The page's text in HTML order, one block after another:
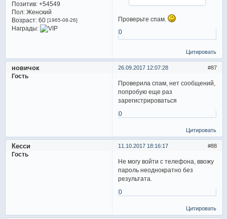
Позитив: +54549
Пол:Женский
Возраст:60 [1965-08-26]
Награды:
Проверьте спам.
0
Цитировать
87
26.09.2017 12:07:28
новичок
Гость
Проверила спам, нет сообщений,
попробую еще раз
зарегистрироваться
0
Цитировать
88
11.10.2017 18:16:17
Кесси
Гость
Не могу войти с телефона, ввожу
пароль неоднократно без
результата.
0
Цитировать